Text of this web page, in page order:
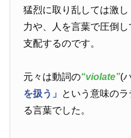
猛烈に取り乱しては激
力や、人を言葉で圧倒し
支配するのです。
元々は動詞の“violate”(
を扱う」 という意味の
る言葉でした。